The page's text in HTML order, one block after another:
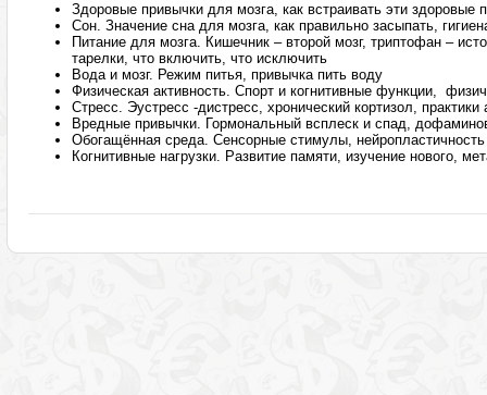
Здоровые привычки для мозга, как встраивать эти здоровые
Сон. Значение сна для мозга, как правильно засыпать,
Питание для мозга. Кишечник – второй мозг, триптофан –
тарелки, что включить, что исключить
Вода и мозг. Режим питья, привычка пить воду
Физическая активность. Спорт и когнитивные функции,
Стресс. Эустресс -дистресс, хронический кортизол, практики
Вредные привычки. Гормональный всплеск и спад,
Обогащённая среда. Сенсорные стимулы, нейропластичность
Когнитивные нагрузки. Развитие памяти, изучение нового,